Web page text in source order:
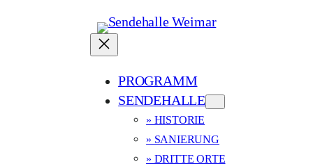
PROGRAMM
SENDEHALLE
» HISTORIE
» SANIERUNG
» DRITTE ORTE